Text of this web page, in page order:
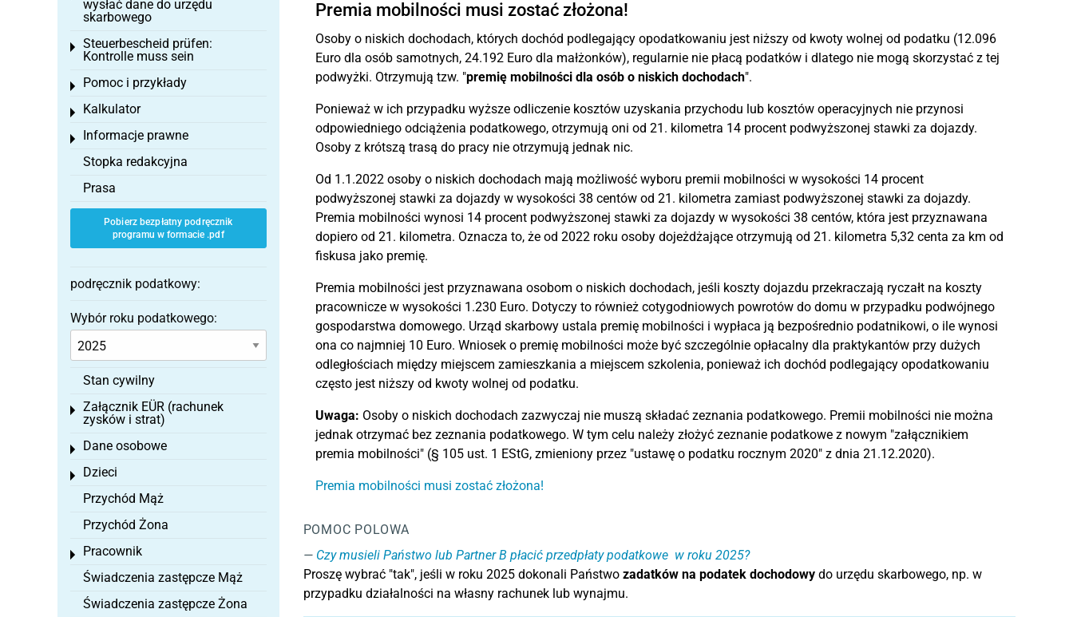
Premia mobilności musi zostać złożona!
Osoby o niskich dochodach, których dochód podlegający opodatkowaniu jest niższy od kwoty wolnej od podatku (12.096
Euro dla osób samotnych, 24.192 Euro dla małżonków), regularnie nie płacą podatków i dlatego nie mogą skorzystać z tej
podwyżki. Otrzymują tzw. "premię mobilności dla osób o niskich dochodach".
Ponieważ w ich przypadku wyższe odliczenie kosztów uzyskania przychodu lub kosztów operacyjnych nie przynosi
odpowiedniego odciążenia podatkowego, otrzymują oni od 21. kilometra 14 procent podwyższonej stawki za dojazdy.
Osoby z krótszą trasą do pracy nie otrzymują jednak nic.
Od 1.1.2022 osoby o niskich dochodach mają możliwość wyboru premii mobilności w wysokości 14 procent
podwyższonej stawki za dojazdy w wysokości 38 centów od 21. kilometra zamiast podwyższonej stawki za dojazdy.
Premia mobilności wynosi 14 procent podwyższonej stawki za dojazdy w wysokości 38 centów, która jest przyznawana
dopiero od 21. kilometra. Oznacza to, że od 2022 roku osoby dojeżdżające otrzymują od 21. kilometra 5,32 centa za km od
fiskusa jako premię.
Premia mobilności jest przyznawana osobom o niskich dochodach, jeśli koszty dojazdu przekraczają ryczałt na koszty
pracownicze w wysokości 1.230 Euro. Dotyczy to również cotygodniowych powrotów do domu w przypadku podwójnego
gospodarstwa domowego. Urząd skarbowy ustala premię mobilności i wypłaca ją bezpośrednio podatnikowi, o ile wynosi
ona co najmniej 10 Euro. Wniosek o premię mobilności może być szczególnie opłacalny dla praktykantów przy dużych
odległościach między miejscem zamieszkania a miejscem szkolenia, ponieważ ich dochód podlegający opodatkowaniu
często jest niższy od kwoty wolnej od podatku.
Uwaga: Osoby o niskich dochodach zazwyczaj nie muszą składać zeznania podatkowego. Premii mobilności nie można
jednak otrzymać bez zeznania podatkowego. W tym celu należy złożyć zeznanie podatkowe z nowym "załącznikiem
premia mobilności" (§ 105 ust. 1 EStG, zmieniony przez "ustawę o podatku rocznym 2020" z dnia 21.12.2020).
Premia mobilności musi zostać złożona!
POMOC POLOWA
Czy musieli Państwo lub Partner B płacić przedpłaty podatkowe w roku 2025?
Proszę wybrać "tak", jeśli w roku 2025 dokonali Państwo zadatków na podatek dochodowydo urzędu skarbowego, np. w
przypadku działalności na własny rachunek lub wynajmu.
wysłać dane do urzędu
skarbowego
Steuerbescheid prüfen:
Kontrolle muss sein
Toggle menu
Pomoc i przykłady
Toggle menu
Kalkulator
Toggle menu
Informacje prawne
Toggle menu
Stopka redakcyjna
Prasa
Pobierz bezpłatny podręcznik
programu w formacie .pdf
podręcznik podatkowy:
Wybór roku podatkowego:
Stan cywilny
Załącznik EÜR (rachunek
zysków i strat)
Toggle menu
Dane osobowe
Toggle menu
Dzieci
Toggle menu
Przychód Mąż
Przychód Żona
Pracownik
Toggle menu
Świadczenia zastępcze Mąż
Świadczenia zastępcze Żona